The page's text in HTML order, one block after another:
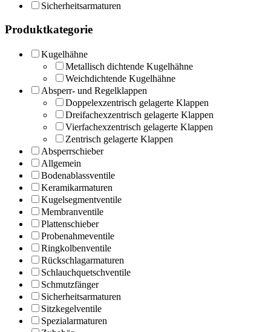
Sicherheitsarmaturen
Produktkategorie
Kugelhähne
Metallisch dichtende Kugelhähne
Weichdichtende Kugelhähne
Absperr- und Regelklappen
Doppelexzentrisch gelagerte Klappen
Dreifachexzentrisch gelagerte Klappen
Vierfachexzentrisch gelagerte Klappen
Zentrisch gelagerte Klappen
Absperrschieber
Allgemein
Bodenablassventile
Keramikarmaturen
Kugelsegmentventile
Membranventile
Plattenschieber
Probenahmeventile
Ringkolbenventile
Rückschlagarmaturen
Schlauchquetschventile
Schmutzfänger
Sicherheitsarmaturen
Sitzkegelventile
Spezialarmaturen